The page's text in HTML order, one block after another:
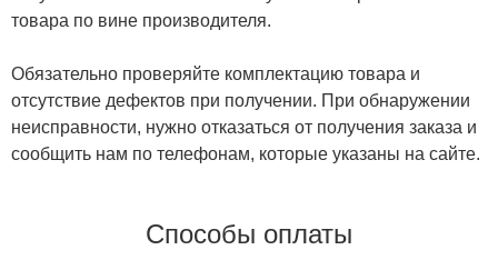
товара по вине производителя.
Обязательно проверяйте комплектацию товара и
отсутствие дефектов при получении. При обнаружении
неисправности, нужно отказаться от получения заказа и
сообщить нам по телефонам, которые указаны на сайте.
Способы оплаты